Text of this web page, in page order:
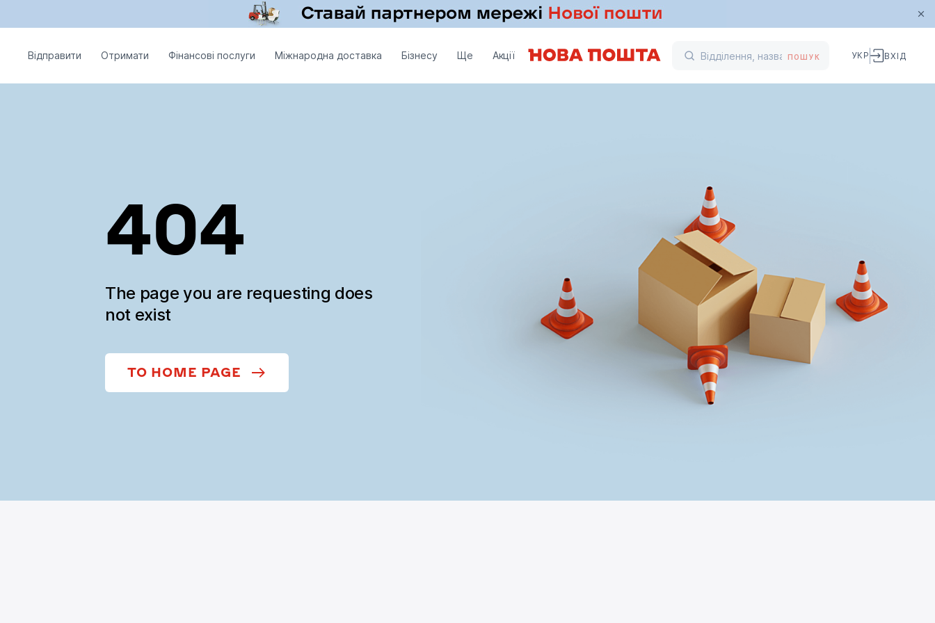
Відправити Отримати Фінансові послуги Міжнародна доставка Бізнесу Ще Акції ПОШУК УКР ВХІД
404
The page you are requesting does
not exist
TO HOME PAGE